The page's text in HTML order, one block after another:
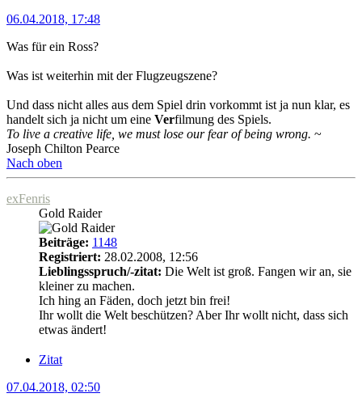
06.04.2018, 17:48
Was für ein Ross?
Was ist weiterhin mit der Flugzeugszene?
Und dass nicht alles aus dem Spiel drin vorkommt ist ja nun klar, es
handelt sich ja nicht um eine Verfilmung des Spiels.
To live a creative life, we must lose our fear of being wrong. ~
Joseph Chilton Pearce
Nach oben
exFenris
Gold Raider
Beiträge: 1148
Registriert: 28.02.2008, 12:56
Lieblingsspruch/-zitat: Die Welt ist groß. Fangen wir an, sie
kleiner zu machen.
Ich hing an Fäden, doch jetzt bin frei!
Ihr wollt die Welt beschützen? Aber Ihr wollt nicht, dass sich
etwas ändert!
Zitat
07.04.2018, 02:50